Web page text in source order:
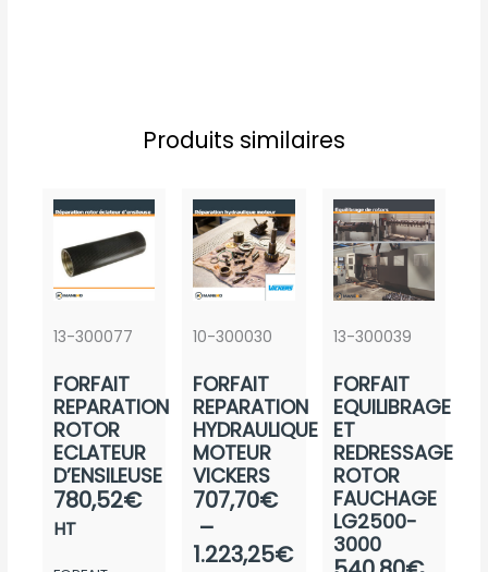
Produits similaires
13-300077
FORFAIT
REPARATION
ROTOR
ECLATEUR
D’ENSILEUSE
780,52€
HT
10-300030
FORFAIT
REPARATION
HYDRAULIQUE
MOTEUR
VICKERS
707,70€
–
1.223,25€
Plage
prix :
13-300039
FORFAIT
EQUILIBRAGE
ET
REDRESSAGE
ROTOR
FAUCHAGE
LG2500-
3000